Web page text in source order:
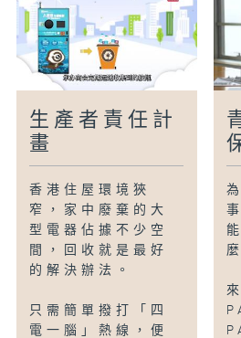
生產者責任計
畫
香港住屋環境狹
窄，家中廢棄的大
型電器佔據不少空
間，回收就是最好
的解決辦法。
只需簡單撥打「四
電一腦」熱線，便